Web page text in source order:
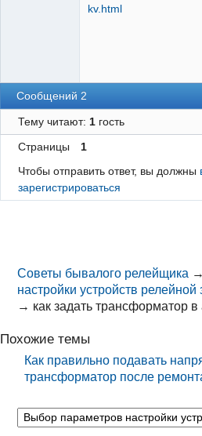
kv.html
Сообщений 2
Тему читают: 1гость
Страницы
1
Чтобы отправить ответ, вы должны
зарегистрироваться
Советы бывалого релейщика →
настройки устройств
→ как задать трансформатор в
Похожие темы
Как правильно подавать
трансформатор после